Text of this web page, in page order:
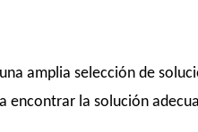
amplia selección de
la solución